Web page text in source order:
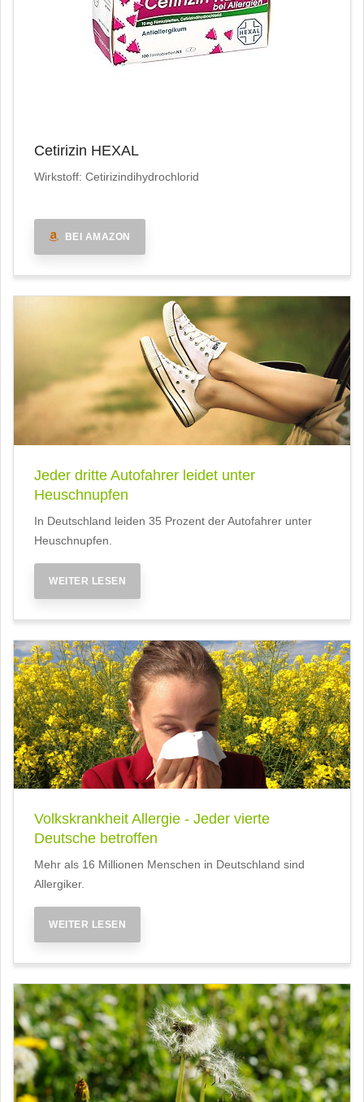
Cetirizin HEXAL
Wirkstoff: Cetirizindihydrochlorid
BEI AMAZON
Jeder dritte Autofahrer leidet unter
Heuschnupfen
In Deutschland leiden 35 Prozent der Autofahrer unter
Heuschnupfen.
WEITER LESEN
Volkskrankheit Allergie - Jeder vierte
Deutsche betroffen
Mehr als 16 Millionen Menschen in Deutschland sind
Allergiker.
WEITER LESEN